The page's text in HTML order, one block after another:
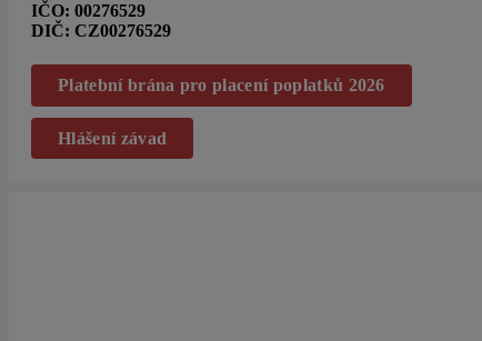
IČO: 00276529
DIČ: CZ00276529
Platební brána pro placení poplatků 2026
Hlášení závad